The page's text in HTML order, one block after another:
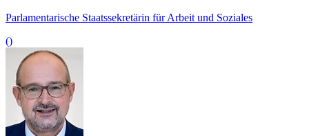
Parlamentarische Staatssekretärin für Arbeit und Soziales
()